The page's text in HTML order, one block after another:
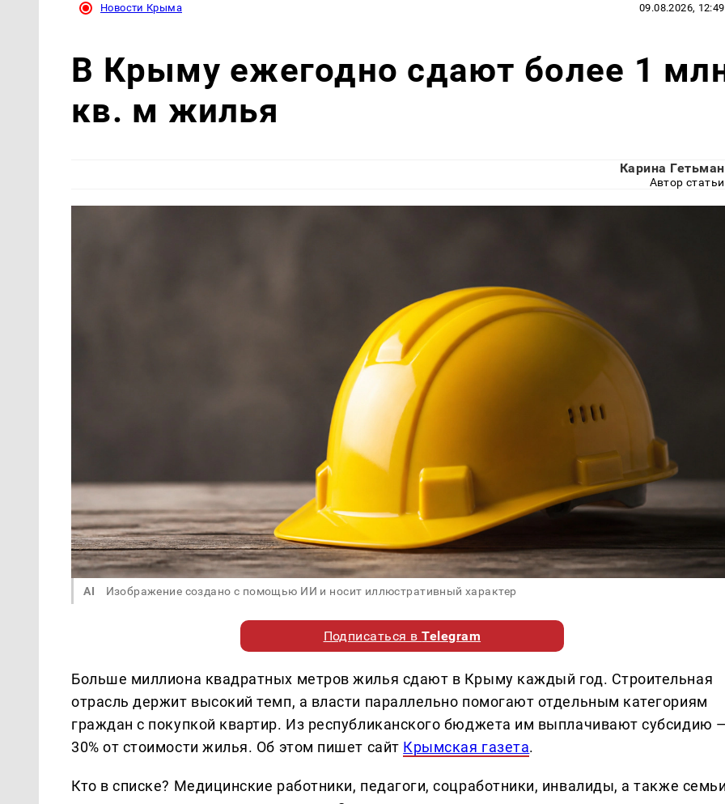
Новости Крыма 09.08.2026, 12:49
В Крыму ежегодно сдают более 1
кв. м жилья
Карина Гетьман
Автор статьи
AI Изображение создано с помощью ИИ и носит иллюстративный характер
Подписаться вTelegram
Больше миллиона квадратных метров жилья сдают в Крыму каждый год. Строительная
отрасль держит высокий темп, а власти параллельно помогают отдельным категориям
граждан с покупкой квартир. Из республиканского бюджета им выплачивают субсидию
30% от стоимости жилья. Об этом пишет сайт Крымская газета.
Кто в списке? Медицинские работники, педагоги, соцработники, инвалиды, а также